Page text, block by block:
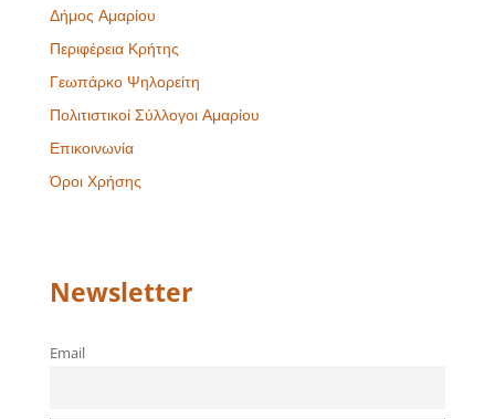
Δήμος Αμαρίου
Περιφέρεια Κρήτης
Γεωπάρκο Ψηλορείτη
Πολιτιστικοί Σύλλογοι Αμαρίου
Επικοινωνία
Όροι Χρήσης
Newsletter
Email